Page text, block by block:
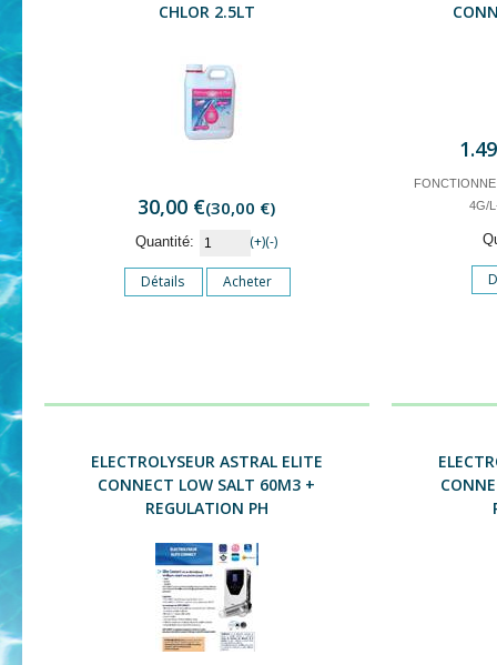
CHLOR 2.5LT
30,00 €(30,00 €)
Quantité: (+)(-)
Détails Acheter
FONCTIONNE
4G/
ELECTROLYSEUR ASTRAL ELITE
CONNECT LOW SALT 60M3 +
REGULATION PH